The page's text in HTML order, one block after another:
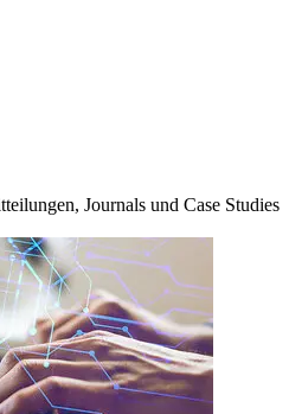
Journals und Case Studies